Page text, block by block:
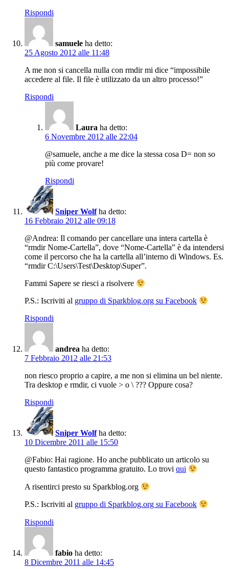
Rispondi
samuele ha detto:
25 Agosto 2012 alle 11:48
A me non si cancella nulla con rmdir mi dice “impossibile
accedere al file. Il file è utilizzato da un altro processo!”
Rispondi
Laura ha detto:
6 Novembre 2012 alle 22:04
@samuele, anche a me dice la stessa cosa D= non so
più come provare!
Rispondi
Sniper Wolf ha detto:
16 Febbraio 2012 alle 09:18
@Andrea: Il comando per cancellare una intera cartella è
“rmdir Nome-Cartella”, dove “Nome-Cartella” è da intendersi
come il percorso che ha la cartella all’interno di Windows. Es.
“rmdir C:\Users\Test\Desktop\Super”.
Fammi Sapere se riesci a risolvere
P.S.: Iscriviti al gruppo di Sparkblog.org su Facebook
Rispondi
andrea ha detto:
7 Febbraio 2012 alle 21:53
non riesco proprio a capire, a me non si elimina un bel niente.
Tra desktop e rmdir, ci vuole > o \ ??? Oppure cosa?
Rispondi
Sniper Wolf ha detto:
10 Dicembre 2011 alle 15:50
@Fabio: Hai ragione. Ho anche pubblicato un articolo su
questo fantastico programma gratuito. Lo trovi qui
A risentirci presto su Sparkblog.org
P.S.: Iscriviti al gruppo di Sparkblog.org su Facebook
Rispondi
fabio ha detto:
8 Dicembre 2011 alle 14:45